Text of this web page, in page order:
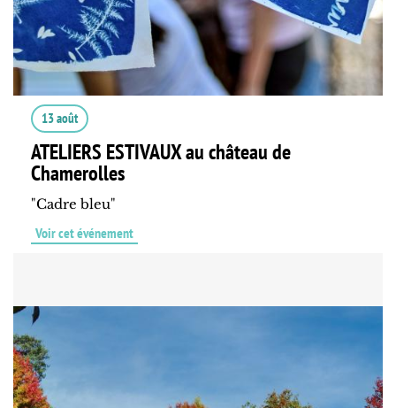
13 août
ATELIERS ESTIVAUX au château de
Chamerolles
"Cadre bleu"
Voir cet événement